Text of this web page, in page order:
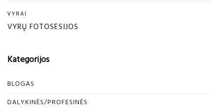
VYRAI
VYRŲ FOTOSESIJOS
Kategorijos
BLOGAS
DALYKINĖS/PROFESINĖS